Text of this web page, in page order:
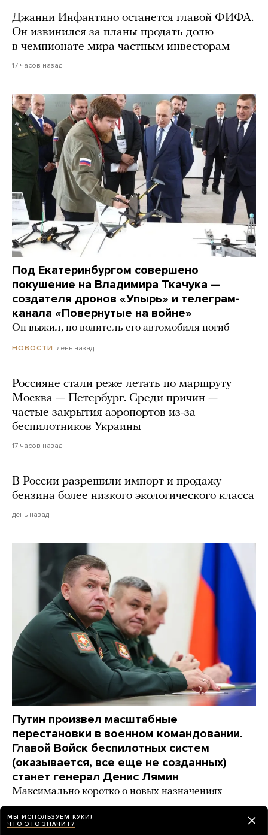
Джанни Инфантино останется главой ФИФА.
Он извинился за планы продать долю
в чемпионате мира частным инвесторам
17 часов назад
Под Екатеринбургом совершено
покушение на Владимира Ткачука —
создателя дронов «Упырь» и телеграм-
канала «Повернутые на войне»
Он выжил, но водитель его автомобиля погиб
НОВОСТИ день назад
Россияне стали реже летать по маршруту
Москва — Петербург. Среди причин —
частые закрытия аэропортов из-за
беспилотников Украины
17 часов назад
В России разрешили импорт и продажу
бензина более низкого экологического класса
день назад
Путин произвел масштабные
перестановки в военном командовании.
Главой Войск беспилотных систем
(оказывается, все еще не созданных)
станет генерал Денис Лямин
Максимально коротко о новых назначениях
МЫ ИСПОЛЬЗУЕМ КУКИ!
ЧТО ЭТО ЗНАЧИТ?